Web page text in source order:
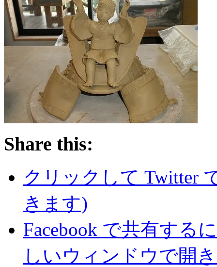
Share this:
クリックして Twitter
きます)
Facebook で共有する
しいウィンドウで開